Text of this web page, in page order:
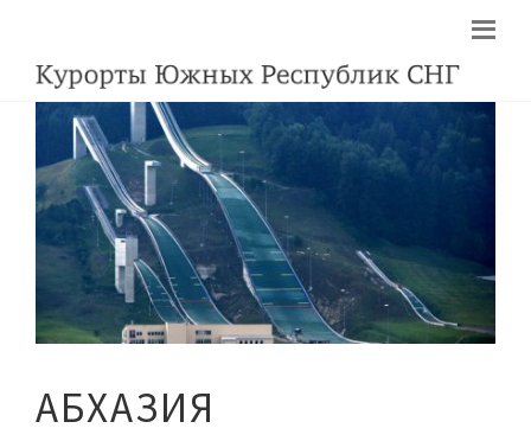
АБХАЗИЯ